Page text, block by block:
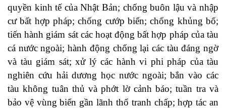
quyền kinh tế của Nhật Bản; chống buôn lậu và nhập
cư bất hợp pháp; chống cướp biển; chống khủng bố;
tiến hành giám sát các hoạt động bất hợp pháp của tàu
cá nước ngoài; hành động chống lại các tàu đáng ngờ
và tàu giám sát; xử lý các hành vi phi pháp của tàu
nghiên cứu hải dương học nước ngoài; bắn vào các
tàu không tuân thủ và phớt lờ cảnh báo; tuần tra và
bảo vệ vùng biển gần lãnh thổ tranh chấp; hợp tác an